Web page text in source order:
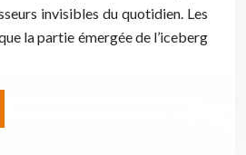
invisibles du quotidien. Les
la partie émergée de l’iceberg